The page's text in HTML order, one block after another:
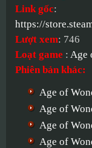
Link gốc:
https://
Lượt xem: 746
Loạt game : Age
Phiên bản khác:
Age of
Age of
Age of
Age of